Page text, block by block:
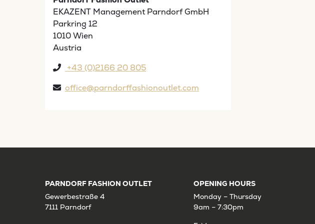
EKAZENT Management Parndorf GmbH
Parkring 12
1010 Wien
Austria
+43 (0)2166 20 805
office@parndorffashionoutlet.com
PARNDORF FASHION OUTLET
Gewerbestraße 4
7111 Parndorf
OPENING HOURS
Monday – Thursday
9am – 7:30pm